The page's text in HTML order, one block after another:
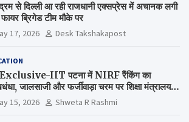
से दिल्ली आ रही राजधानी एक्सप्रेस में अचानक लगी
ब्रिगेड टीम मौके पर
17, 2026 Desk Takshakapost
IIT पटना में NIRF रैंकिंग का
जालसाजी और फर्जीवाड़ा चरम पर शिक्षा मंत्रालय
?
15, 2026 Shweta R Rashmi